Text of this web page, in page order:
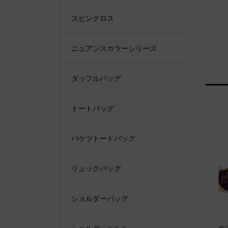
スピンクロス
ニュアンスカラーシリーズ
ダッフルバッグ
トートバッグ
バケツトートバッグ
リュックバッグ
ショルダーバッグ